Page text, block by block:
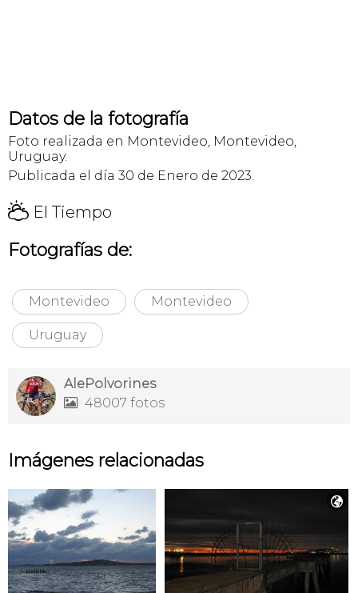
Datos de la fotografía
Foto realizada en Montevideo, Montevideo,
Uruguay.
Publicada el día 30 de Enero de 2023.
H El Tiempo
Fotografías de:
Montevideo Montevideo
Uruguay
AlePolvorines
 48007 fotos
Imágenes relacionadas
